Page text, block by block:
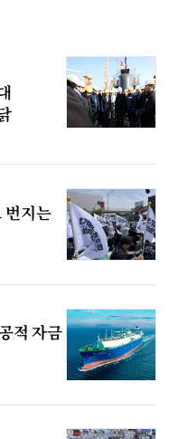
번지는
적 자금